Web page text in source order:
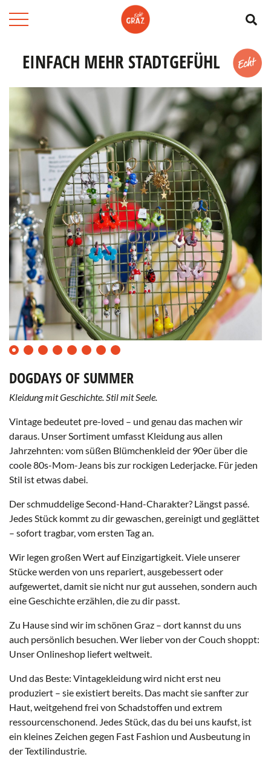
EINFACH MEHR STADTGEFÜHL
0 1 2 3 4 5 6 7
DOGDAYS OF SUMMER
Kleidung mit Geschichte. Stil mit Seele.
Vintage bedeutet pre-loved – und genau das machen wir
daraus. Unser Sortiment umfasst Kleidung aus allen
Jahrzehnten: vom süßen Blümchenkleid der 90er über die
coole 80s-Mom-Jeans bis zur rockigen Lederjacke. Für jeden
Stil ist etwas dabei.
Der schmuddelige Second-Hand-Charakter? Längst passé.
Jedes Stück kommt zu dir gewaschen, gereinigt und geglättet
– sofort tragbar, vom ersten Tag an.
Wir legen großen Wert auf Einzigartigkeit. Viele unserer
Stücke werden von uns repariert, ausgebessert oder
aufgewertet, damit sie nicht nur gut aussehen, sondern auch
eine Geschichte erzählen, die zu dir passt.
Zu Hause sind wir im schönen Graz – dort kannst du uns
auch persönlich besuchen. Wer lieber von der Couch shoppt:
Unser Onlineshop liefert weltweit.
Und das Beste: Vintagekleidung wird nicht erst neu
produziert – sie existiert bereits. Das macht sie sanfter zur
Haut, weitgehend frei von Schadstoffen und extrem
ressourcenschonend. Jedes Stück, das du bei uns kaufst, ist
ein kleines Zeichen gegen Fast Fashion und Ausbeutung in
der Textilindustrie.